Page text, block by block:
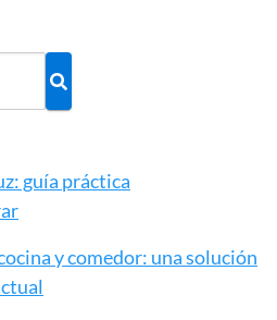
guía práctica
y comedor: una solución